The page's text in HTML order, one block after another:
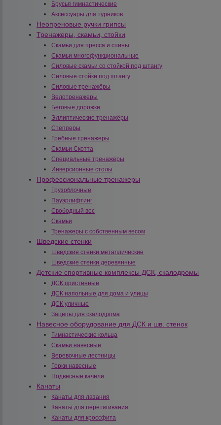
Брусья гимнастические
Аксессуары для турников
Неопреновые ручки грипсы
Тренажеры, скамьи, стойки
Скамьи для пресса и спины
Скамьи многофункциональные
Силовые скамьи со стойкой под штангу
Силовые стойки под штангу
Силовые тренажёры
Велотренажеры
Беговые дорожки
Эллиптические тренажёры
Степперы
Гребные тренажеры
Скамьи Скотта
Специальные тренажёры
Инверсионные столы
Профессиональные тренажеры
Грузоблочные
Пауэрлифтинг
Свободный вес
Скамьи
Тренажеры с собственным весом
Шведские стенки
Шведские стенки металлические
Шведские стенки деревянные
Детские спортивные комплексы ДСК, скалодромы
ДСК пристенные
ДСК напольные для дома и улицы
ДСК уличные
Зацепы для скалодрома
Навесное оборудование для ДСК и шв. стенок
Гимнастические кольца
Скамьи навесные
Веревочные лестницы
Горки навесные
Подвесные качели
Канаты
Канаты для лазания
Канаты для перетягивания
Канаты для кроссфита